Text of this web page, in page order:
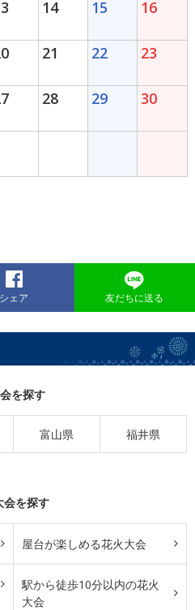
14 15 16
21 22 23
28 29 30
シェア 友だちに送る
を探す
富山県 福井県
会を探す
屋台が楽しめる花火大会
駅から徒歩10分以内の花火
大会